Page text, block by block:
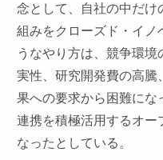
念として、自社の中だけ
組みをクローズド・イノ
うなやり方は、競争環
実性、研究開発費の高騰
果への要求から困難にな
連携を積極活用するオー
なったとしている。